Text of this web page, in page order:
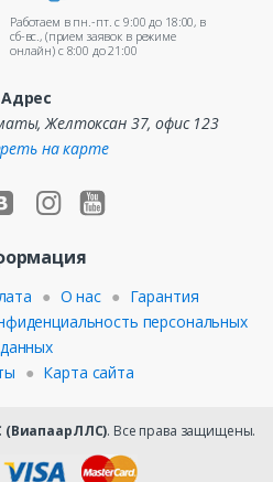
Работаем в пн.-пт. c 9:00 до 18:00, в
сб-вс., (прием заявок в режиме
онлайн) c 8:00 до 21:00
Адрес
Желтоксан 37, офис 123
на карте
О нас
Гарантия
персональных
данных
Карта сайта
(ВиапаарЛЛС). Все права защищены.